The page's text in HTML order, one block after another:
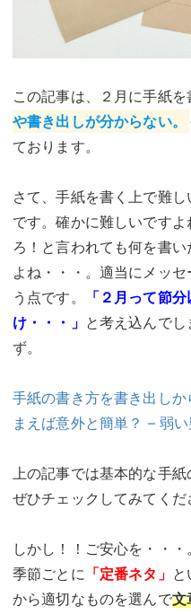
この記事は、２月に手紙を
や書き出しが分からない。
ております。
さて、手紙を書く上で難
です。確かに難しいです
ろ！と言われても何を書
よね・・・。適当にメッ
う点です。
「２月って節
け・・・」 と考え込んで
ず。
手紙の書き方を書き出し
まえば意外と簡単？ – 弱
上の記事では基本的な手紙
ぜひチェックしてみてくだ
しかし！！ご安心を・・
季節ごとに 「定番ネタ」
から適切なものを選んで文